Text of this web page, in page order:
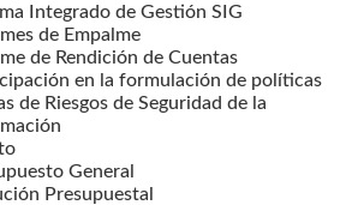
Integrado de Gestión SIG
de Empalme
de Rendición de Cuentas
en la formulación de políticas
de Riesgos de Seguridad de la
General
Presupuestal